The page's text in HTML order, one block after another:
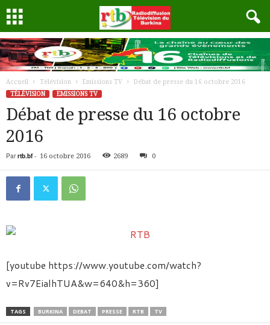
Accueil Télévision Emissions TV
Débat de presse du 16 octobre 2016
TÉLÉVISION
EMISSIONS TV
Débat de presse du 16 octobre
2016
Par rtb.bf- 16 octobre 2016 2689 0
[youtube https://www.youtube.com/watch?
v=Rv7EialhTUA&w=640&h=360]
TAGS BURKINA DEBAT PRESSE RTB TV